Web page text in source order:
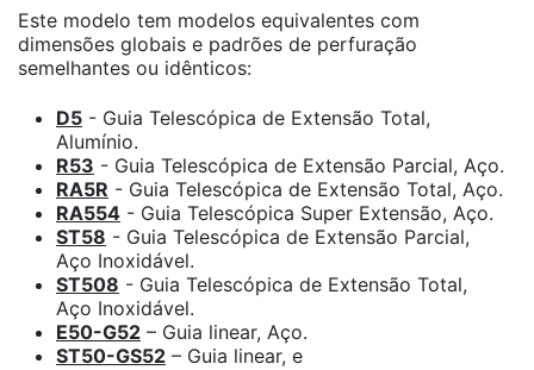
Este modelo tem modelos equivalentes com
dimensões globais e padrões de perfuração
semelhantes ou idênticos:
D5 - Guia Telescópica de Extensão Total,
Alumínio.
R53 - Guia Telescópica de Extensão Parcial, Aço.
RA5R - Guia Telescópica de Extensão Total, Aço.
RA554 - Guia Telescópica Super Extensão, Aço.
ST58 - Guia Telescópica de Extensão Parcial,
Aço Inoxidável.
ST508 - Guia Telescópica de Extensão Total,
Aço Inoxidável.
E50-G52 – Guia linear, Aço.
ST50-GS52 – Guia linear, e